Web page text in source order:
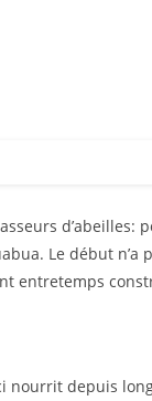
d’abeilles:
Le début
entretemps
nourrit depuis